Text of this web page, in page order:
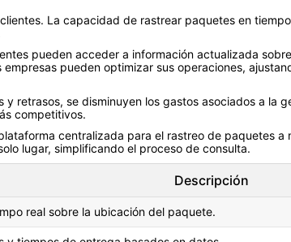
La capacidad de rastrear paquetes en
pueden acceder a información actualizada
pueden optimizar sus operaciones,
retrasos, se disminuyen los gastos asociados a la
competitivos.
centralizada para el rastreo de paquetes a
lugar, simplificando el proceso de consulta.
Descripción
real sobre la ubicación del paquete.